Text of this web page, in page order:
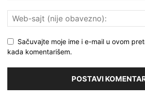
Sačuvajte moje ime i e-mail u ovom
kada komentarišem.